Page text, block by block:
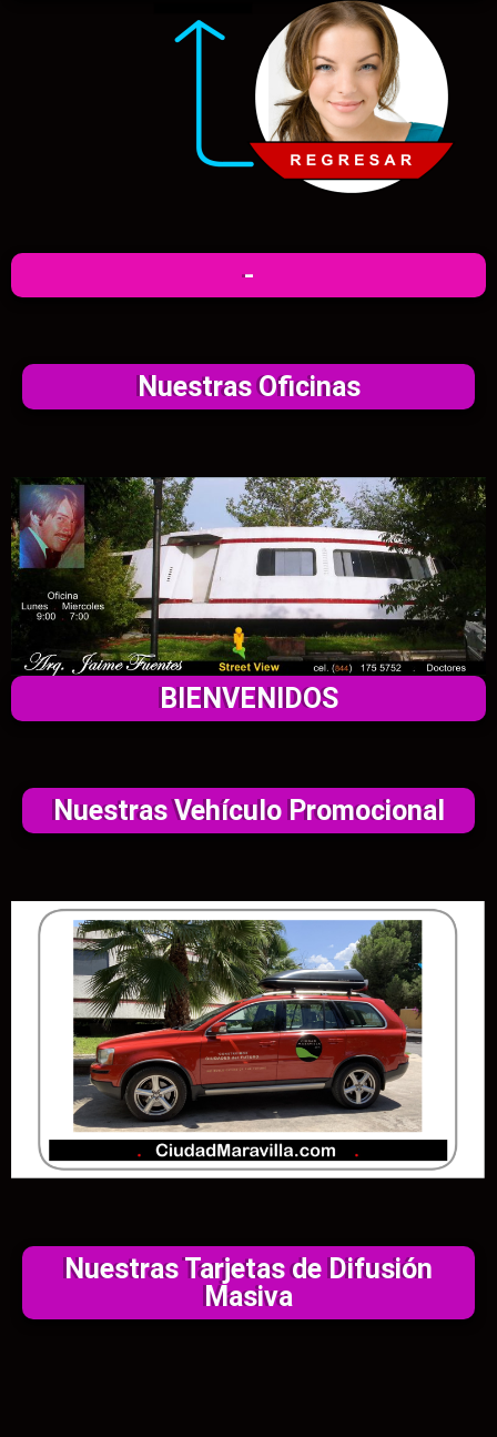
-
Nuestras Oficinas
BIENVENIDOS
Nuestras Vehículo Promocional
Nuestras Tarjetas de Difusión
Masiva